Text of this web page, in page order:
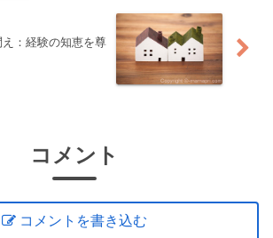
：経験の知恵を尊
コメント
コメントを書き込む